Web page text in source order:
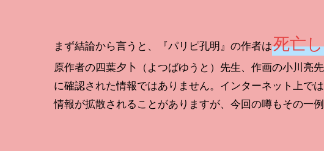
まず結論から言うと、『パリピ孔明』の作者は死亡
原作者の四葉夕卜（よつばゆうと）先生、作画の小川亮
に確認された情報ではありません。インターネット上で
情報が拡散されることがありますが、今回の噂もその一例